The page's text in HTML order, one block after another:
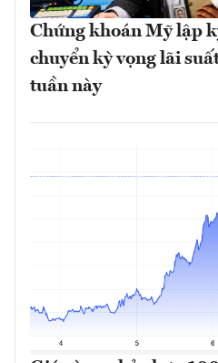
Chứng khoán Mỹ lập
chuyển kỳ vọng lãi
tuần này